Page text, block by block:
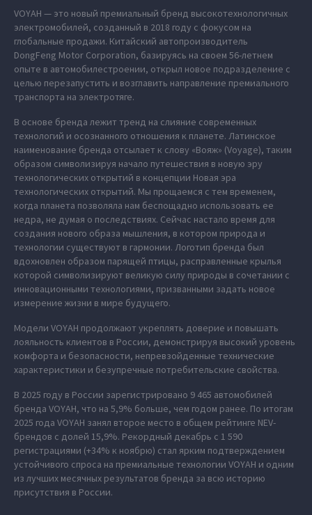
VOYAH — это новый премиальный бренд высокотехнологичных
электромобилей, созданный в 2018 году с фокусом на
глобальные продажи. Китайский автопроизводитель
DongFeng Motor Corporation, базируясь на своем 56-летнем
опыте в автомобилестроении, открыл новое подразделение с
целью перезапустить и возглавить направление премиального
транспорта на электротяге.
В основе бренда лежит тренд на слияние современных
технологий и осознанного отношения к планете. Латинское
наименование бренда отсылает к слову «Вояж» (Voyage), таким
образом символизируя начало путешествия в новую эру
технологических открытий в концепции Новая эра
технологических открытий. Мы прощаемся с тем временем,
когда планета позволяла нам беспощадно использовать ее
недра, не думая о последствиях. Сейчас настало время для
создания нового образа мышления, в котором природа и
технологии существуют в гармонии. Логотип бренда был
вдохновлен образом парящей птицы, расправленные крылья
которой символизируют великую силу природы в сочетании с
инновационными технологиями, призванными задать новое
измерение жизни в мире будущего.
Модели VOYAH продолжают укреплять доверие и повышать
лояльность клиентов в России, демонстрируя высокий уровень
комфорта и безопасности, непревзойденные технические
характеристики и безупречные потребительские свойства.
В 2025 году в России зарегистрировано 9 465 автомобилей
бренда VOYAH, что на 5,9% больше, чем годом ранее. По итогам
2025 года VOYAH занял второе место в общем рейтинге NEV-
брендов с долей 15,9%. Рекордный декабрь с 1 590
регистрациями (+34% к ноябрю) стал ярким подтверждением
устойчивого спроса на премиальные технологии VOYAH и одним
из лучших месячных результатов бренда за всю историю
присутствия в России.